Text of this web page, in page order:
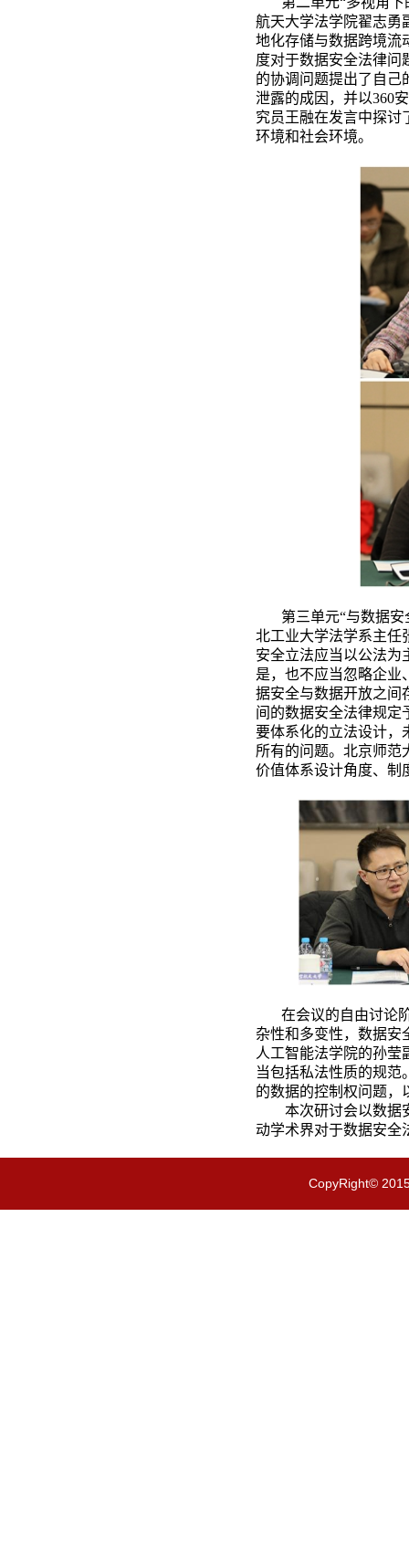
航天大学法学院翟志勇
地化存储与数据跨境流
度对于数据安全法律问
的协调问题提出了自己
泄露的成因，并以360
究员王融在发言中探讨
环境和社会环境。
第三单元“与数据
北工业大学法学系主任
安全立法应当以公法为
是，也不应当忽略企业
据安全与数据开放之间
间的数据安全法律规定
要体系化的立法设计，
所有的问题。北京师范
价值体系设计角度、制
在会议的自由讨论
杂性和多变性，数据安
人工智能法学院的孙莹
当包括私法性质的规范
的数据的控制权问题，
本次研讨会以数据
动学术界对于数据安全
CopyRight©